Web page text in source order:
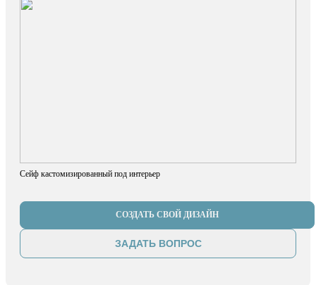
Сейф кастомизированный под интерьер
СОЗДАТЬ СВОЙ ДИЗАЙН
ЗАДАТЬ ВОПРОС